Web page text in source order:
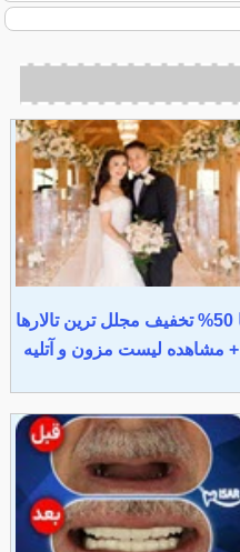
تا 50% تخفیف مجلل ترین تالارها
+ مشاهده لیست مزون و آتلیه